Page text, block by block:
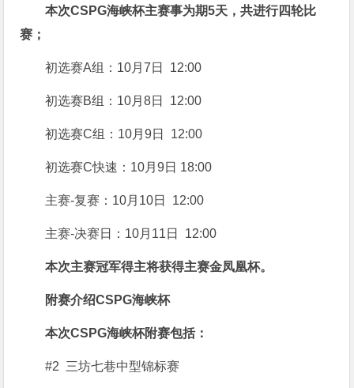
本次CSPG海峡杯主赛事为期5天，共进行四轮比
赛；
初选赛A组：10月7日 12:00
初选赛B组：10月8日 12:00
初选赛C组：10月9日 12:00
初选赛C快速：10月9日 18:00
主赛-复赛：10月10日 12:00
主赛-决赛日：10月11日 12:00
本次主赛冠军得主将获得主赛金凤凰杯。
附赛介绍CSPG海峡杯
本次CSPG海峡杯附赛包括：
#2 三坊七巷中型锦标赛